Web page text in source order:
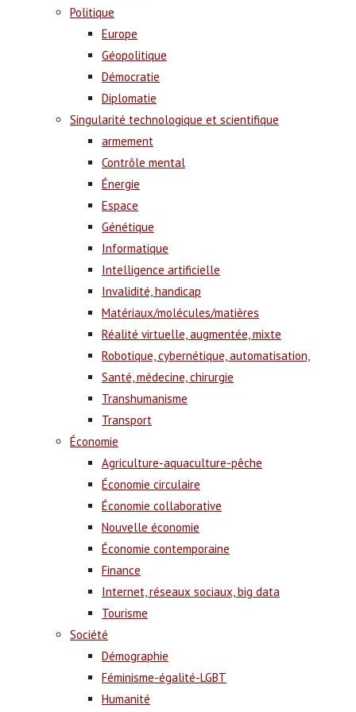
Politique
Europe
Géopolitique
Démocratie
Diplomatie
Singularité technologique et scientifique
armement
Contrôle mental
Énergie
Espace
Génétique
Informatique
Intelligence artificielle
Invalidité, handicap
Matériaux/molécules/matières
Réalité virtuelle, augmentée, mixte
Robotique, cybernétique, automatisation,
Santé, médecine, chirurgie
Transhumanisme
Transport
Économie
Agriculture-aquaculture-pêche
Économie circulaire
Économie collaborative
Nouvelle économie
Économie contemporaine
Finance
Internet, réseaux sociaux, big data
Tourisme
Société
Démographie
Féminisme-égalité-LGBT
Humanité